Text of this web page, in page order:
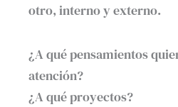
otro, interno y externo.
¿A qué pensamientos
atención?
¿A qué proyectos?